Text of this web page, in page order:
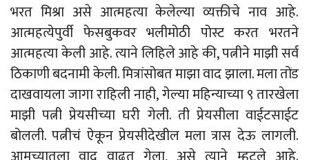
भरत मिश्रा असे आत्महत्या केलेल्या व्यक्तीचे नाव आहे.
आत्महत्येपुर्वी फेसबुकवर भलीमोठी पोस्ट करत भरतने
आत्महत्या केली आहे. त्याने लिहिले आहे की, पत्नीने माझी सर्व
ठिकाणी बदनामी केली. मित्रांसोबत माझा वाद झाला. मला तोंड
दाखवायला जागा राहिली नाही, गेल्या महिन्याच्या ९ तारखेला
माझी पत्नी प्रेयसीच्या घरी गेली. ती प्रेयसीला वाईटसाईट
बोलली. पत्नीचं ऐकून प्रेयसीदेखील मला त्रास देऊ लागली.